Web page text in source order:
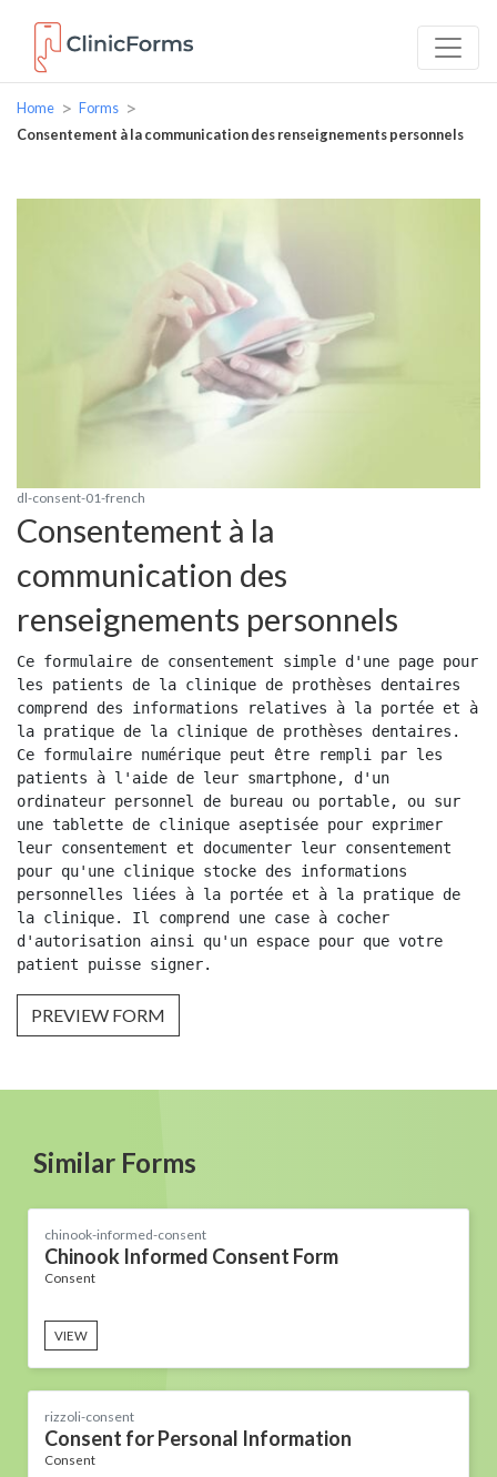
Home > Forms >
Consentement à la communication des renseignements personnels
dl-consent-01-french
Consentement à la
communication des
renseignements personnels
Ce formulaire de consentement simple d'une page pour
les patients de la clinique de prothèses dentaires
comprend des informations relatives à la portée et à
la pratique de la clinique de prothèses dentaires.
Ce formulaire numérique peut être rempli par les
patients à l'aide de leur smartphone, d'un
ordinateur personnel de bureau ou portable, ou sur
une tablette de clinique aseptisée pour exprimer
leur consentement et documenter leur consentement
pour qu'une clinique stocke des informations
personnelles liées à la portée et à la pratique de
la clinique. Il comprend une case à cocher
d'autorisation ainsi qu'un espace pour que votre
patient puisse signer.
PREVIEW FORM
Similar Forms
chinook-informed-consent
Chinook Informed Consent Form
Consent
VIEW
rizzoli-consent
Consent for Personal Information
Consent